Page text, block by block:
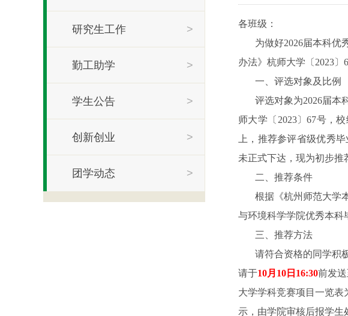
研究生工作 >
勤工助学 >
学生公告 >
创新创业 >
团学动态 >
各班级：
为做好2026届本科优
办法》杭师大学〔2023〕
一、评选对象及比例
评选对象为2026届本
师大学〔2023〕67号，
上，推荐参评省级优秀
未正式下达，现为初步推
二、推荐条件
根据《杭州师范大学
与环境科学学院优秀本科
三、推荐方法
请符合资格的同学积
请于10月10日16:30前发送
大学学科竞赛项目一览
示，由学院审核后报学生